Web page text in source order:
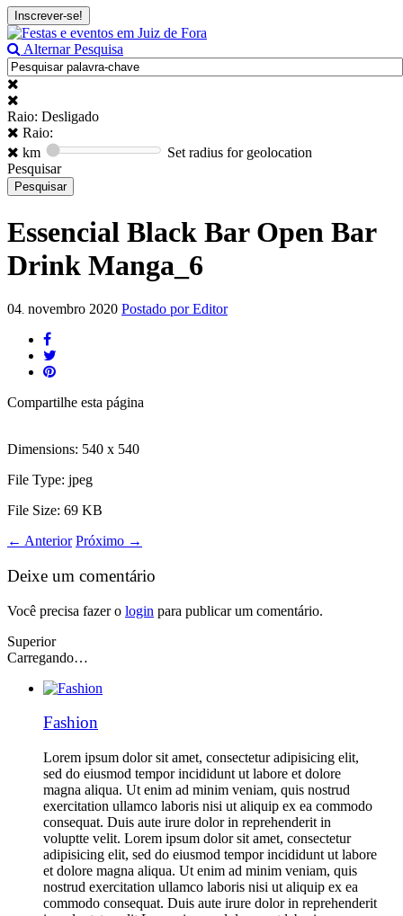
Alternar Pesquisa
Raio: Desligado
Raio:
km
Set radius for geolocation
Pesquisar
Essencial Black Bar Open Bar
Drink Manga_6
04. novembro 2020 Postado porEditor
Compartilhe esta página
Dimensions: 540 x 540
File Type: jpeg
File Size: 69 KB
← Anterior Próximo →
Deixe um comentário
Você precisa fazer o login para publicar um comentário.
Superior
Carregando…
Fashion
Lorem ipsum dolor sit amet, consectetur adipisicing elit,
sed do eiusmod tempor incididunt ut labore et dolore
magna aliqua. Ut enim ad minim veniam, quis nostrud
exercitation ullamco laboris nisi ut aliquip ex ea commodo
consequat. Duis aute irure dolor in reprehenderit in
voluptte velit. Lorem ipsum dolor sit amet, consectetur
adipisicing elit, sed do eiusmod tempor incididunt ut labore
et dolore magna aliqua. Ut enim ad minim veniam, quis
nostrud exercitation ullamco laboris nisi ut aliquip ex ea
commodo consequat. Duis aute irure dolor in reprehenderit